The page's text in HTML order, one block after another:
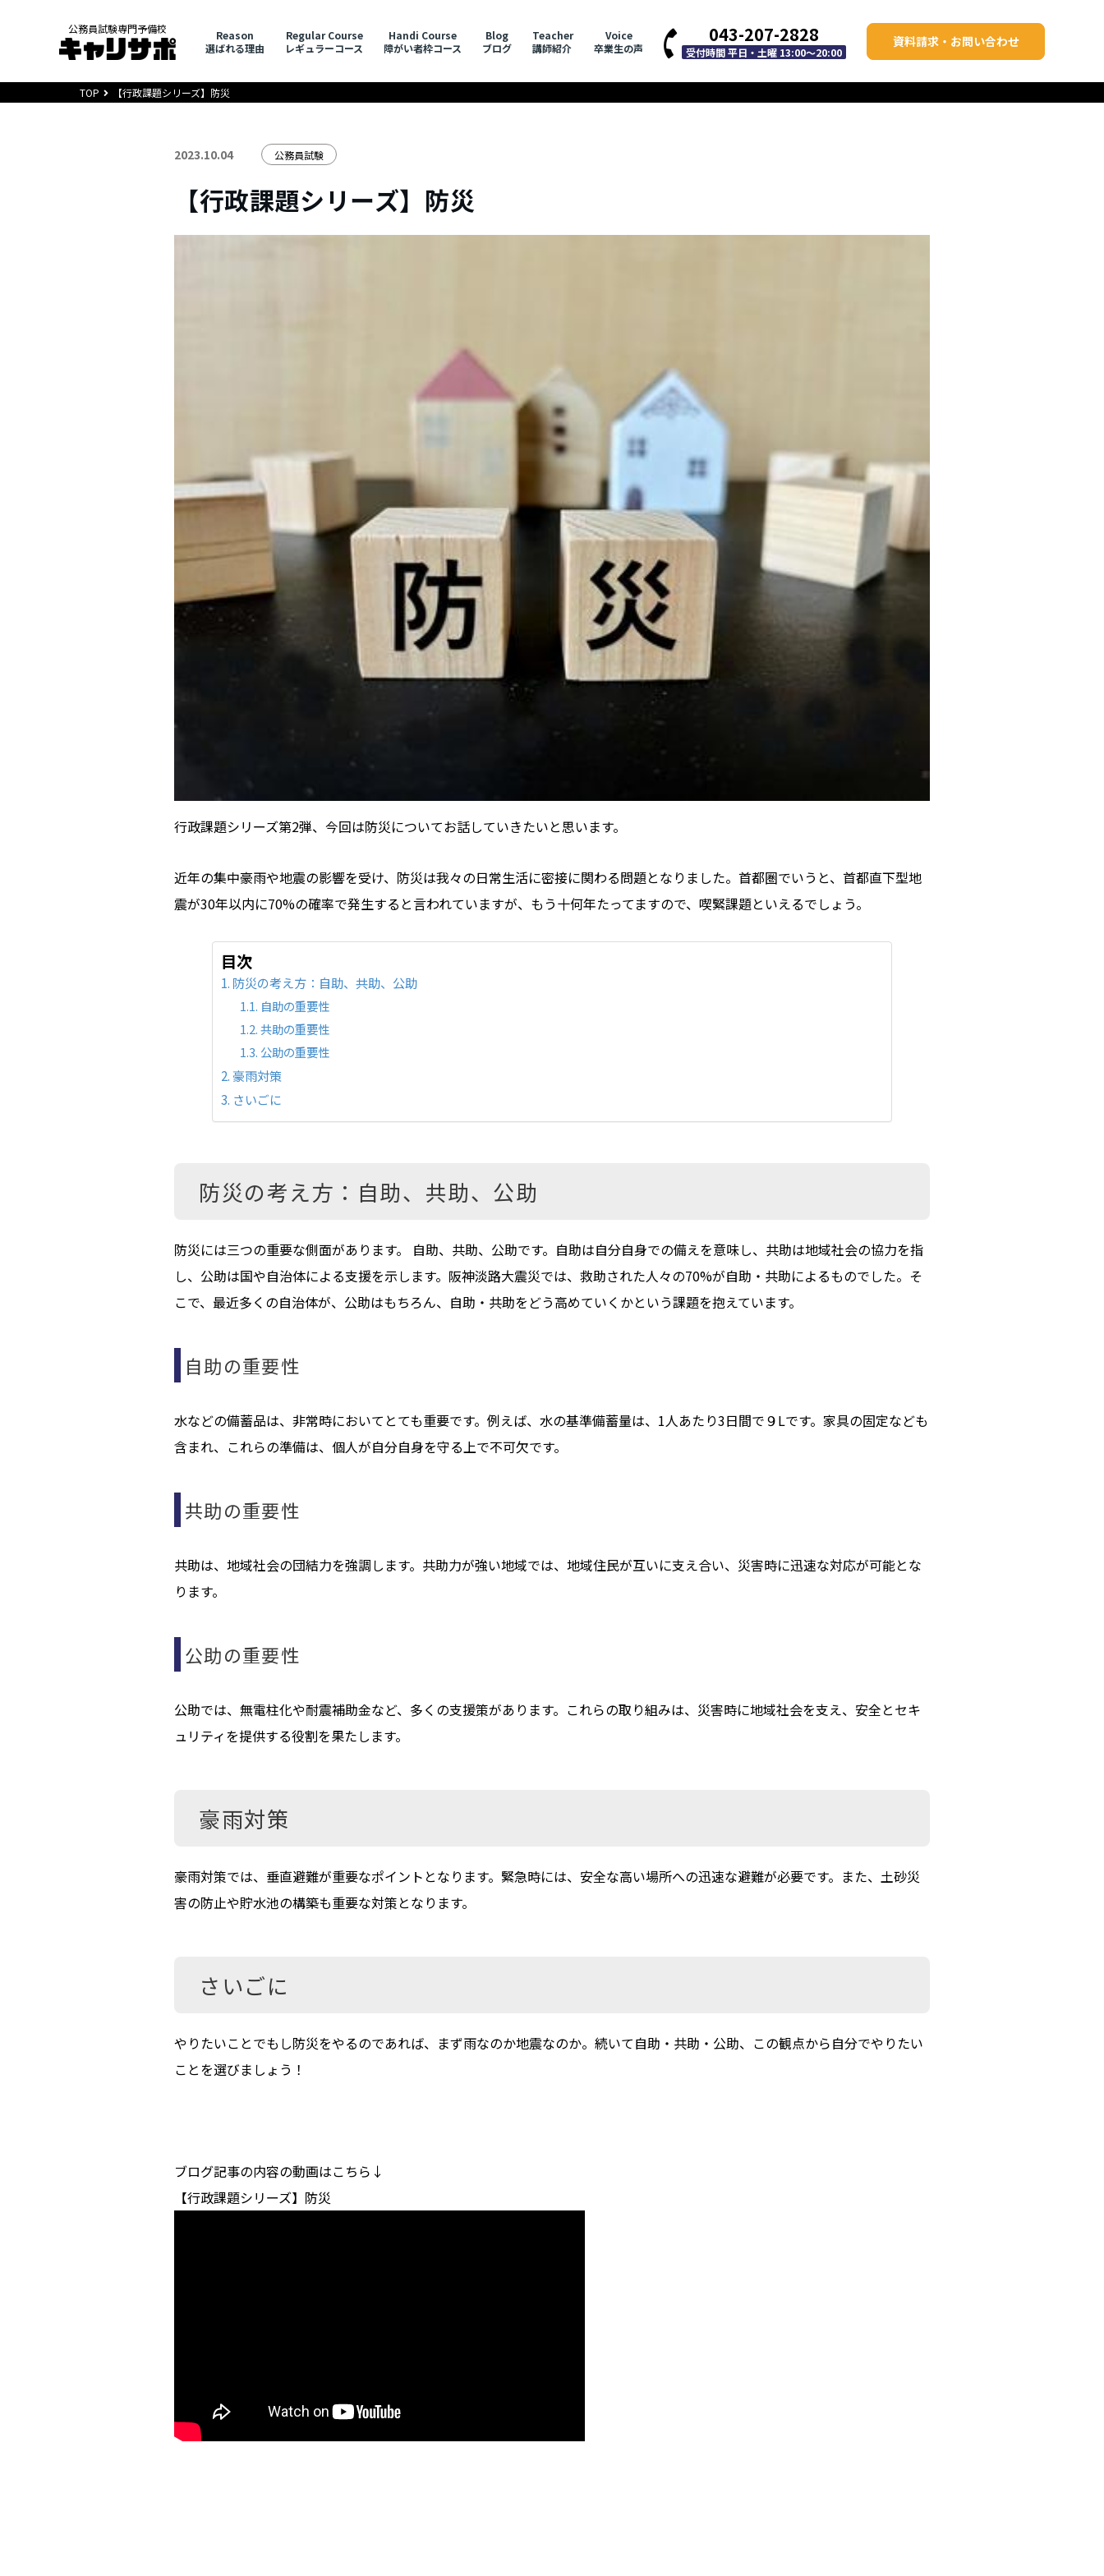
公務員試験専門予備校
Reason
選ばれる理由
Regular Course
レギュラーコース
Handi Course
障がい者枠コース
Blog
ブログ
Teacher
講師紹介
Voice
卒業生の声
043-207-2828
受付時間 平日・土曜 13:00～20:00
資料請求・お問い合わせ
TOP 【行政課題シリーズ】防災
2023.10.04 公務員試験
【行政課題シリーズ】防災
行政課題シリーズ第2弾、今回は防災についてお話していきたいと思います。
近年の集中豪雨や地震の影響を受け、防災は我々の日常生活に密接に関わる問題となりました。首都圏でいうと、首都直下型地
震が30年以内に70%の確率で発生すると言われていますが、もう十何年たってますので、喫緊課題といえるでしょう。
目次
防災の考え方：自助、共助、公助
自助の重要性
共助の重要性
公助の重要性
豪雨対策
さいごに
防災の考え方：自助、共助、公助
防災には三つの重要な側面があります。 自助、共助、公助です。自助は自分自身での備えを意味し、共助は地域社会の協力を指
し、公助は国や自治体による支援を示します。阪神淡路大震災では、救助された人々の70%が自助・共助によるものでした。そ
こで、最近多くの自治体が、公助はもちろん、自助・共助をどう高めていくかという課題を抱えています。
自助の重要性
水などの備蓄品は、非常時においてとても重要です。例えば、水の基準備蓄量は、1人あたり3日間で９Lです。家具の固定なども
含まれ、これらの準備は、個人が自分自身を守る上で不可欠です。
共助の重要性
共助は、地域社会の団結力を強調します。共助力が強い地域では、地域住民が互いに支え合い、災害時に迅速な対応が可能とな
ります。
公助の重要性
公助では、無電柱化や耐震補助金など、多くの支援策があります。これらの取り組みは、災害時に地域社会を支え、安全とセキ
ュリティを提供する役割を果たします。
豪雨対策
豪雨対策では、垂直避難が重要なポイントとなります。緊急時には、安全な高い場所への迅速な避難が必要です。また、土砂災
害の防止や貯水池の構築も重要な対策となります。
さいごに
やりたいことでもし防災をやるのであれば、まず雨なのか地震なのか。続いて自助・共助・公助、この観点から自分でやりたい
ことを選びましょう！
ブログ記事の内容の動画はこちら↓
【行政課題シリーズ】防災